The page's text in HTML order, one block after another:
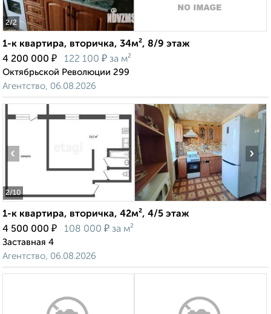
2/2
1-к квартира, вторичка, 34м², 8/9 этаж
4 200 000 ₽ 122 100 ₽ за м²
Октябрьской Революции 299
Агентство, 06.08.2026
2/10
‹ ›
1-к квартира, вторичка, 42м², 4/5 этаж
4 500 000 ₽ 108 000 ₽ за м²
Заставная 4
Агентство, 06.08.2026